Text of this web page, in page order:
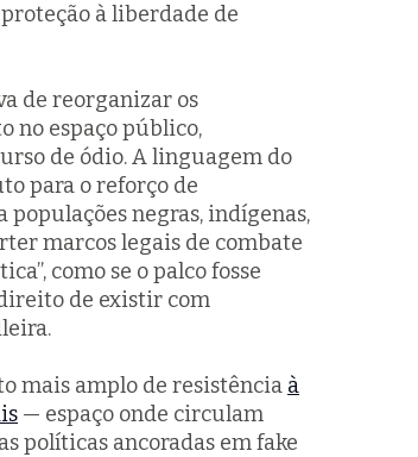
à liberdade de
de reorganizar os
no espaço público,
de ódio. A linguagem do
para o reforço de
negras, indígenas,
marcos legais de combate
como se o palco fosse
de existir com
mais amplo de resistência à
— espaço onde circulam
políticas ancoradas em fake